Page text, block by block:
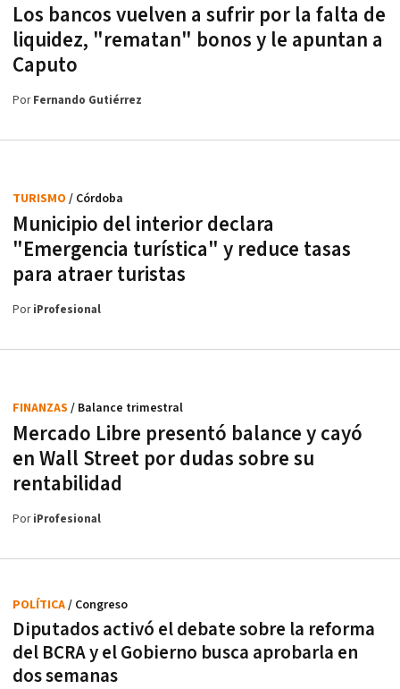
Los bancos vuelven a sufrir por la falta de
liquidez, "rematan" bonos y le apuntan a
Caputo
PorFernando Gutiérrez
Municipio del interior declara
"Emergencia turística" y reduce tasas
para atraer turistas
TURISMO / Córdoba
PoriProfesional
Mercado Libre presentó balance y cayó
en Wall Street por dudas sobre su
rentabilidad
FINANZAS / Balance trimestral
PoriProfesional
Diputados activó el debate sobre la reforma
del BCRA y el Gobierno busca aprobarla en
dos semanas
POLÍTICA/ Congreso